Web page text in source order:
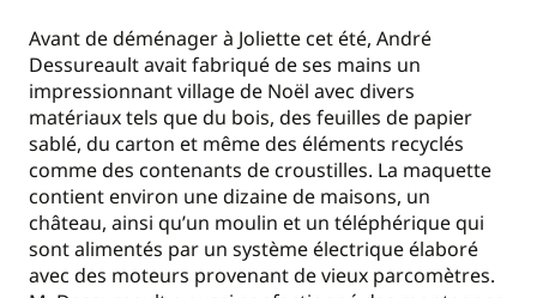
Avant de déménager à Joliette cet été, André
Dessureault avait fabriqué de ses mains un
impressionnant village de Noël avec divers
matériaux tels que du bois, des feuilles de papier
sablé, du carton et même des éléments recyclés
comme des contenants de croustilles. La maquette
contient environ une dizaine de maisons, un
château, ainsi qu’un moulin et un téléphérique qui
sont alimentés par un système électrique élaboré
avec des moteurs provenant de vieux parcomètres.